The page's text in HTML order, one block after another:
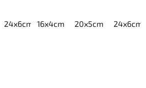
24x6cm 30x7,5cm 40x10cm
16x4cm 20x5cm 24x6cm